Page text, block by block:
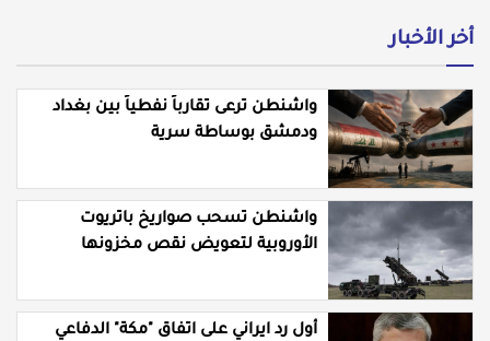
أخر الأخبار
واشنطن ترعى تقارباً نفطياً بين بغداد
ودمشق بوساطة سرية
واشنطن تسحب صواريخ باتريوت
الأوروبية لتعويض نقص مخزونها
أول رد ايراني على اتفاق "مكة" الدفاعي